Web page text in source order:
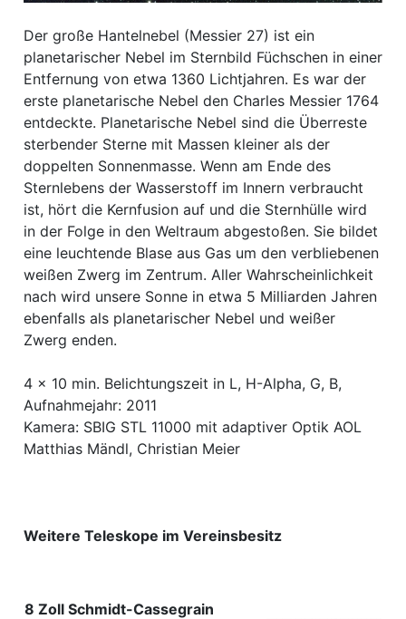
Der große Hantelnebel (Messier 27) ist ein
planetarischer Nebel im Sternbild Füchschen in einer
Entfernung von etwa 1360 Lichtjahren. Es war der
erste planetarische Nebel den Charles Messier 1764
entdeckte. Planetarische Nebel sind die Überreste
sterbender Sterne mit Massen kleiner als der
doppelten Sonnenmasse. Wenn am Ende des
Sternlebens der Wasserstoff im Innern verbraucht
ist, hört die Kernfusion auf und die Sternhülle wird
in der Folge in den Weltraum abgestoßen. Sie bildet
eine leuchtende Blase aus Gas um den verbliebenen
weißen Zwerg im Zentrum. Aller Wahrscheinlichkeit
nach wird unsere Sonne in etwa 5 Milliarden Jahren
ebenfalls als planetarischer Nebel und weißer
Zwerg enden.
4 x 10 min. Belichtungszeit in L, H-Alpha, G, B,
Aufnahmejahr: 2011
Kamera: SBIG STL 11000 mit adaptiver Optik AOL
Matthias Mändl, Christian Meier
Weitere Teleskope im Vereinsbesitz
8 Zoll Schmidt-Cassegrain